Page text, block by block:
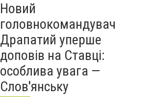
Новий
головнокомандувач
Драпатий уперше
доповів на Ставці:
особлива увага —
Слов'янську